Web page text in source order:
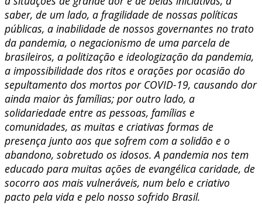
saber, de um lado, a fragilidade de nossas políticas
públicas, a inabilidade de nossos governantes no trato
da pandemia, o negacionismo de uma parcela de
brasileiros, a politização e ideologização da pandemia,
a impossibilidade dos ritos e orações por ocasião do
sepultamento dos mortos por COVID-19, causando dor
ainda maior às famílias; por outro lado, a
solidariedade entre as pessoas, famílias e
comunidades, as muitas e criativas formas de
presença junto aos que sofrem com a solidão e o
abandono, sobretudo os idosos. A pandemia nos tem
educado para muitas ações de evangélica caridade, de
socorro aos mais vulneráveis, num belo e criativo
pacto pela vida e pelo nosso sofrido Brasil.